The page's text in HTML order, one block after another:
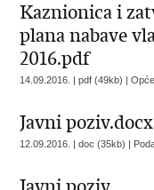
Kaznionica i
plana nabave
2016.pdf
14.09.2016. | pdf (49kb) |
Javni poziv.docx
12.09.2016. | doc (35kb) |